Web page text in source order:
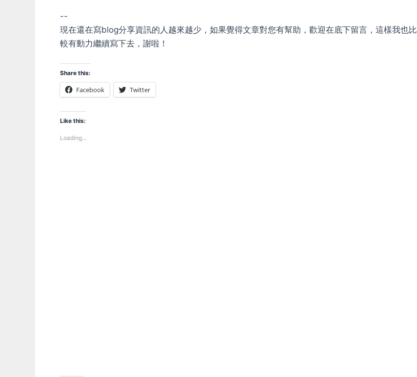
--
現在還在寫blog分享資訊的人越來越少，如果覺得文章對您有幫助，歡迎在底下留言，這樣我也比
較有動力繼續寫下去，謝啦！
Share this:
Facebook Twitter
Like this:
Loading...